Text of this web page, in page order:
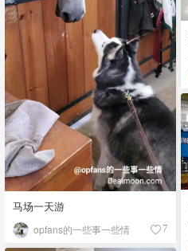
马场一天游
opfans的一些事一些情 7